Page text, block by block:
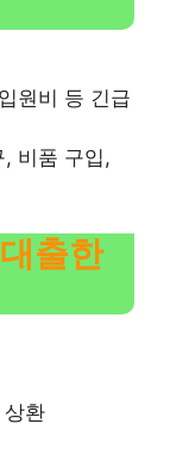
원비 등 긴급
비품 구입,
출한
환